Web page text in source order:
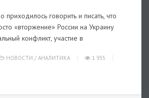
говорить и писать, что
«вторжение» России на Украину
конфликт, участие в
НОВОСТИ / АНАЛИТИКА
1 935